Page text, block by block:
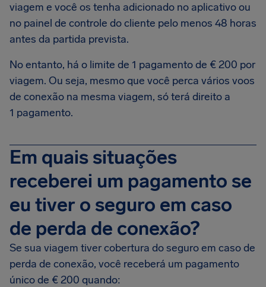
viagem e você os tenha adicionado no aplicativo ou
no painel de controle do cliente pelo menos 48 horas
antes da partida prevista.
No entanto, há o limite de 1 pagamento de € 200 por
viagem. Ou seja, mesmo que você perca vários voos
de conexão na mesma viagem, só terá direito a
1 pagamento.
Em quais situações
receberei um pagamento se
eu tiver o seguro em caso
de perda de conexão?
Se sua viagem tiver cobertura do seguro em caso de
perda de conexão, você receberá um pagamento
único de € 200 quando: